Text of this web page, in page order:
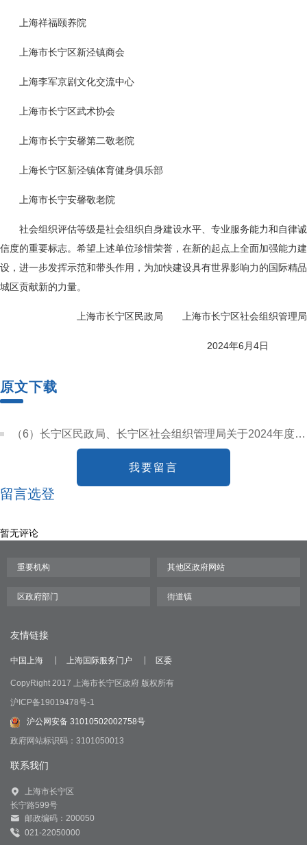
上海祥福颐养院
上海市长宁区新泾镇商会
上海李军京剧文化交流中心
上海市长宁区武术协会
上海市长宁安馨第二敬老院
上海长宁区新泾镇体育健身俱乐部
上海市长宁安馨敬老院
社会组织评估等级是社会组织自身建设水平、专业服务能力和自律诚
信度的重要标志。希望上述单位珍惜荣誉，在新的起点上全面加强能力建
设，进一步发挥示范和带头作用，为加快建设具有世界影响力的国际精品
城区贡献新的力量。
上海市长宁区民政局 上海市长宁区社会组织管理局
2024年6月4日
原文下载
（6）长宁区民政局、长宁区社会组织管理局关于2024年度第一批本区社会组织评估等级的决定.pdf
我要留言
留言选登
暂无评论
友情链接
中国上海 上海国际服务门户 区委
CopyRight 2017 上海市长宁区政府 版权所有
沪ICP备19019478号-1
沪公网安备 31010502002758号
政府网站标识码：3101050013
联系我们
上海市长宁区
长宁路599号
邮政编码：200050
021-22050000